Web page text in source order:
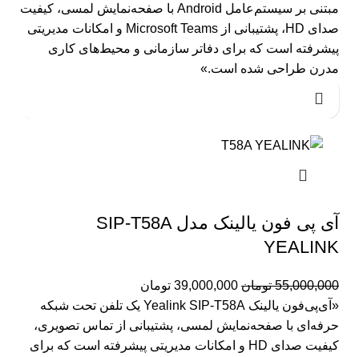
مبتنی بر سیستم‌عامل Android با صفحه‌نمایش لمسی، کیفیت
صدای HD، پشتیبانی از Microsoft Teams و امکانات مدیریتی
پیشرفته است که برای دفاتر سازمانی و محیط‌های کاری
مدرن طراحی شده است.»
آی پی فون یالینک مدل SIP-T58A
YEALINK
55,000,000 تومان 39,000,000 تومان
«آی‌پی‌فون یالینک Yealink SIP‑T58A یک تلفن تحت شبکه
حرفه‌ای با صفحه‌نمایش لمسی، پشتیبانی از تماس تصویری،
کیفیت صدای HD و امکانات مدیریتی پیشرفته است که برای